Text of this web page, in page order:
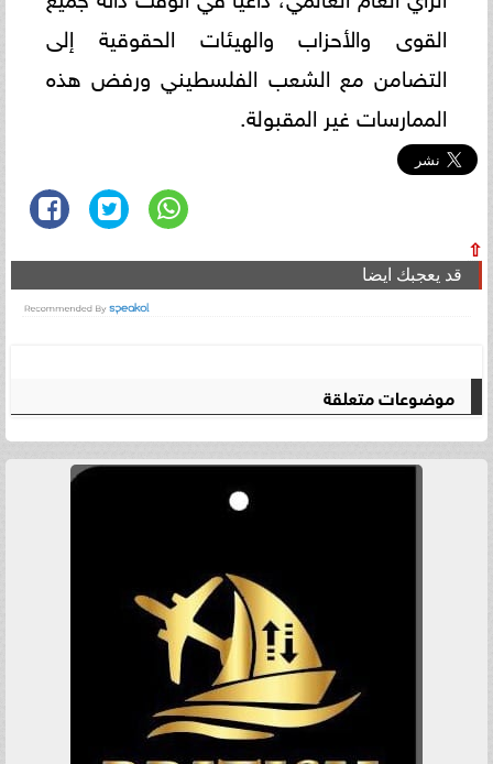
القوى والأحزاب والهيئات الحقوقية إلى
التضامن مع الشعب الفلسطيني ورفض هذه
الممارسات غير المقبولة.
⇧
قد يعجبك ايضا
موضوعات متعلقة